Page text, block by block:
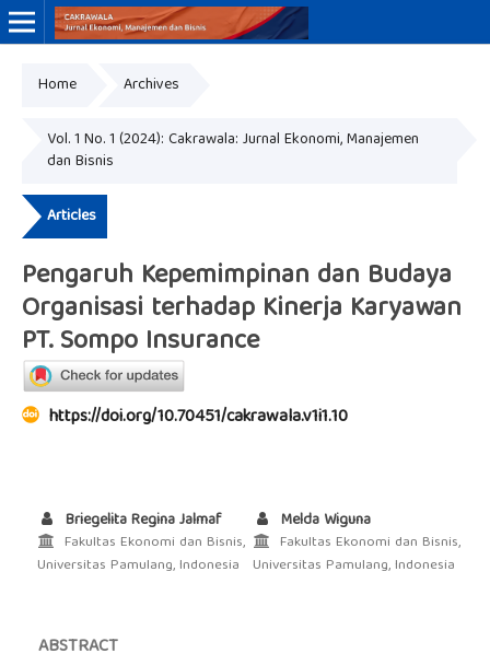
Home Archives
Vol. 1 No. 1 (2024): Cakrawala: Jurnal Ekonomi, Manajemen
dan Bisnis
Articles
Pengaruh Kepemimpinan dan Budaya
Organisasi terhadap Kinerja Karyawan
PT. Sompo Insurance
https://doi.org/10.70451/cakrawala.v1i1.10
Briegelita Regina Jalmaf
Fakultas Ekonomi dan Bisnis,
Universitas Pamulang, Indonesia
Melda Wiguna
Fakultas Ekonomi dan Bisnis,
Universitas Pamulang, Indonesia
ABSTRACT